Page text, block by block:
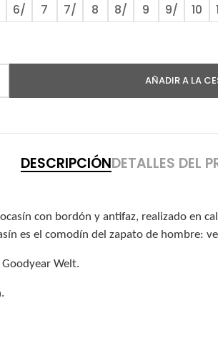
6/ 7 7/ 8 8/ 9 9/ 10
AÑADIR A LA
DESCRIPCIÓNDETALLES DEL
con bordón y antifaz, realizado en
es el comodín del zapato de hombre:
Welt.